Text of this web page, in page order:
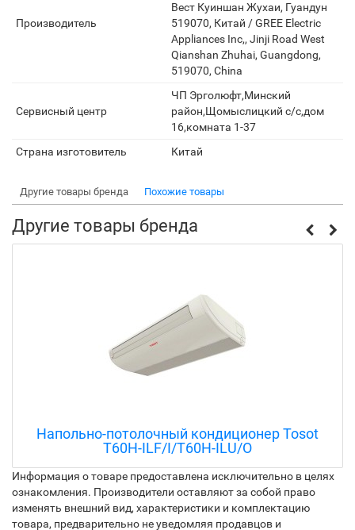
Производитель
Вест Куиншан Жухаи, Гуандун
519070, Китай / GREE Electric
Appliances Inc,, Jinji Road West
Qianshan Zhuhai, Guangdong,
519070, China
Сервисный центр
ЧП Эрголюфт,Минский
район,Щомыслицкий с/с,дом
16,комната 1-37
Страна изготовитель
Китай
Другие товары бренда Похожие товары
Другие товары бренда
Напольно-потолочный кондиционер Tosot
T60H-ILF/I/T60H-ILU/O
Информация о товаре предоставлена исключительно в целях
ознакомления. Производители оставляют за собой право
изменять внешний вид, характеристики и комплектацию
товара, предварительно не уведомляя продавцов и